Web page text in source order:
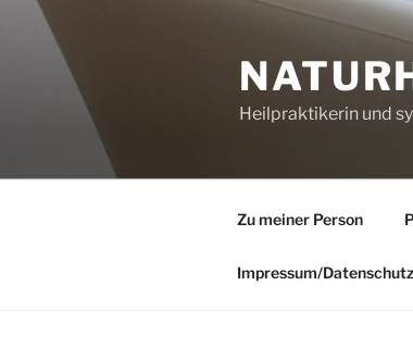
springen
Heilpraktikerin und
Zu meiner Person
Impressum/Datenschutz